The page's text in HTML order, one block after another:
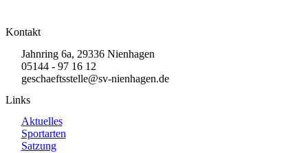
Kontakt
Jahnring 6a, 29336 Nienhagen
05144 - 97 16 12
geschaeftsstelle@sv-nienhagen.de
Links
Aktuelles
Sportarten
Satzung